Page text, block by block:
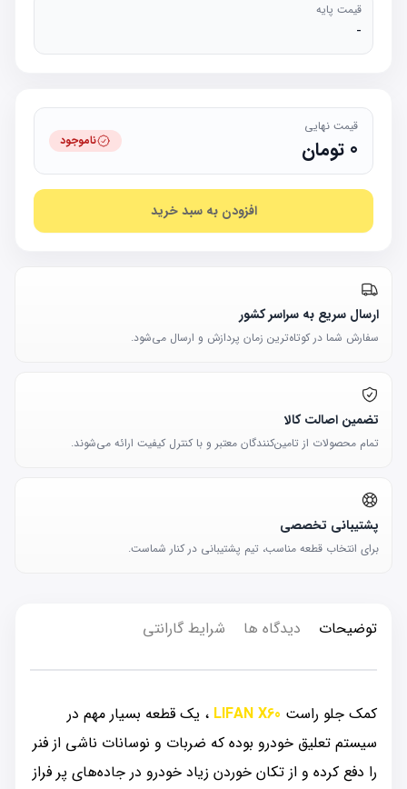
قیمت پایه
-
قیمت نهایی
0 تومان ناموجود
افزودن به سبد خرید
ارسال سریع به سراسر کشور
سفارش شما در کوتاه‌ترین زمان پردازش و ارسال می‌شود.
تضمین اصالت کالا
تمام محصولات از تامین‌کنندگان معتبر و با کنترل کیفیت ارائه می‌شوند.
پشتیبانی تخصصی
برای انتخاب قطعه مناسب، تیم پشتیبانی در کنار شماست.
توضیحات دیدگاه ها شرایط گارانتی
کمک جلو راست LIFAN X60 ، یک قطعه بسیار مهم در
سیستم تعلیق خودرو بوده که ضربات و نوسانات ناشی از فنر
را دفع کرده و از تکان خوردن زیاد خودرو در جاده‌های پر فراز